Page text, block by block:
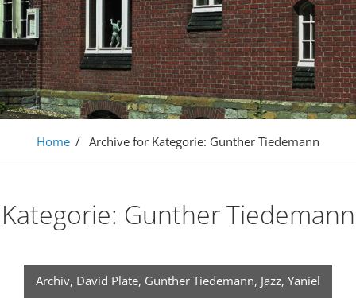
Home / Archive for Kategorie: Gunther Tiedemann
Kategorie: Gunther Tiedemann
Archiv, David Plate, Gunther Tiedemann, Jazz, Yaniel